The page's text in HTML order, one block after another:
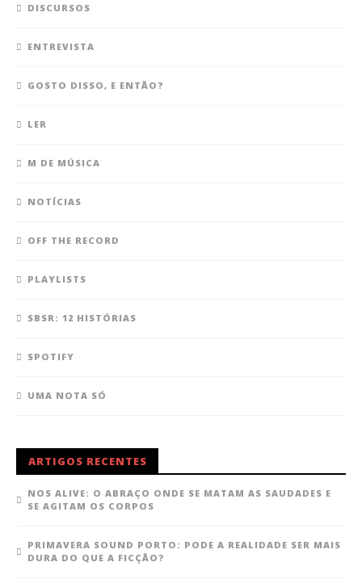
DISCURSOS
ENTREVISTA
GOSTO DISSO, E ENTÃO?
LER
M DE MÚSICA
NOTÍCIAS
OFF THE RECORD
PLAYLISTS
SBSR: 12 HISTÓRIAS
SPOTIFY
UMA NOTA SÓ
ARTIGOS RECENTES
NOS ALIVE: O ABRAÇO ONDE SE MATAM AS SAUDADES E
SE AGITAM OS CORPOS
PRIMAVERA SOUND PORTO: PODE A REALIDADE SER MAIS
DURA DO QUE A FICÇÃO?